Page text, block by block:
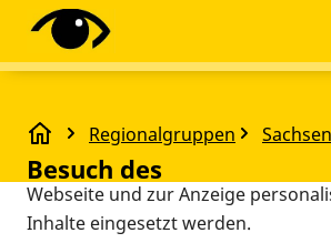
Regionalgruppen Sachsen
Besuch des
Besuch des
Informationszentrums
Deutschen Bahn zum
Diese Webseite setzt verschiedene
Tracking-Tools ein. Dies beinhaltet
technisch notwendig sind, die zu
Zwecken sowie zur besseren
Webseite und zur Anzeige
Inhalte eingesetzt werden.